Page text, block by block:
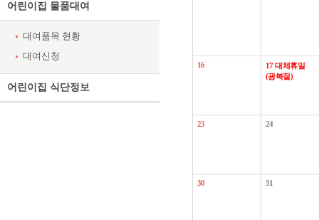
어린이집 물품대여
대여품목 현황
대여신청
어린이집 식단정보
16 17 대체휴일
(광복절)
23 24
30 31